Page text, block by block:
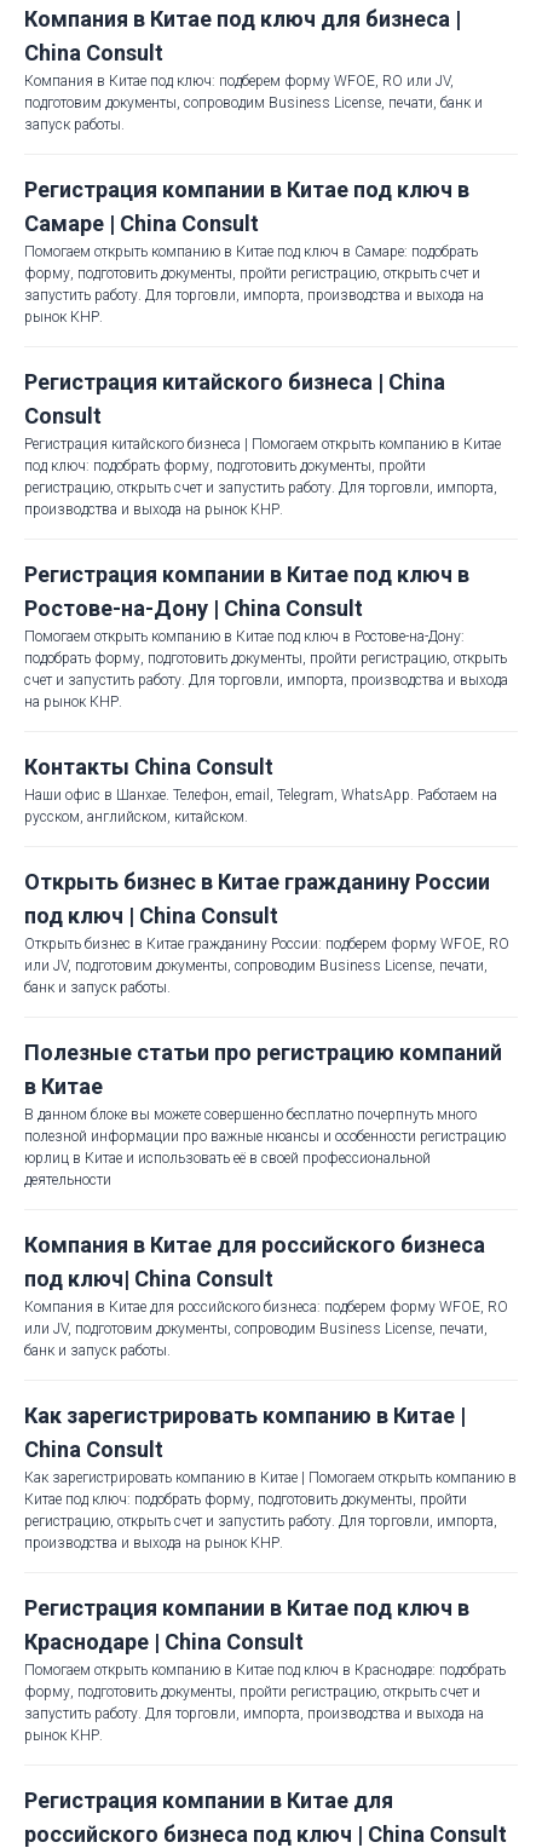
Компания в Китае под ключ для бизнеса |
China Consult
Компания в Китае под ключ: подберем форму WFOE, RO или JV,
подготовим документы, сопроводим Business License, печати, банк и
запуск работы.
Регистрация компании в Китае под ключ в
Самаре | China Consult
Помогаем открыть компанию в Китае под ключ в Самаре: подобрать
форму, подготовить документы, пройти регистрацию, открыть счет и
запустить работу. Для торговли, импорта, производства и выхода на
рынок КНР.
Регистрация китайского бизнеса | China
Consult
Регистрация китайского бизнеса | Помогаем открыть компанию в Китае
под ключ: подобрать форму, подготовить документы, пройти
регистрацию, открыть счет и запустить работу. Для торговли, импорта,
производства и выхода на рынок КНР.
Регистрация компании в Китае под ключ в
Ростове-на-Дону | China Consult
Помогаем открыть компанию в Китае под ключ в Ростове-на-Дону:
подобрать форму, подготовить документы, пройти регистрацию, открыть
счет и запустить работу. Для торговли, импорта, производства и выхода
на рынок КНР.
Контакты China Consult
Наши офис в Шанхае. Телефон, email, Telegram, WhatsApp. Работаем на
русском, английском, китайском.
Открыть бизнес в Китае гражданину России
под ключ | China Consult
Открыть бизнес в Китае гражданину России: подберем форму WFOE, RO
или JV, подготовим документы, сопроводим Business License, печати,
банк и запуск работы.
Полезные статьи про регистрацию компаний
в Китае
В данном блоке вы можете совершенно бесплатно почерпнуть много
полезной информации про важные нюансы и особенности регистрацию
юрлиц в Китае и использовать её в своей профессиональной
деятельности
Компания в Китае для российского бизнеса
под ключ| China Consult
Компания в Китае для российского бизнеса: подберем форму WFOE, RO
или JV, подготовим документы, сопроводим Business License, печати,
банк и запуск работы.
Как зарегистрировать компанию в Китае |
China Consult
Как зарегистрировать компанию в Китае | Помогаем открыть компанию в
Китае под ключ: подобрать форму, подготовить документы, пройти
регистрацию, открыть счет и запустить работу. Для торговли, импорта,
производства и выхода на рынок КНР.
Регистрация компании в Китае под ключ в
Краснодаре | China Consult
Помогаем открыть компанию в Китае под ключ в Краснодаре: подобрать
форму, подготовить документы, пройти регистрацию, открыть счет и
запустить работу. Для торговли, импорта, производства и выхода на
рынок КНР.
Регистрация компании в Китае для
российского бизнеса под ключ | China Consult